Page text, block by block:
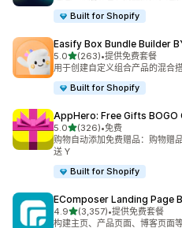
Built for Shopify
Easify Box Bundle Builder
5.0星（满分 5 星）
(263)
总共 263 条评论
•提供免费套餐
用于创建自定义组合产品的混合
Built for Shopify
AppHero: Free Gifts BOGO
5.0星（满分 5 星）
(326)
总共 326 条评论
•免费
购物自动添加免费赠品：购物赠
送 Y
Built for Shopify
EComposer Landing Page
4.9星（满分 5 星）
(3,357)
总共 3357 条评论
•提供免费套餐
构建主页、产品页面、博客页面